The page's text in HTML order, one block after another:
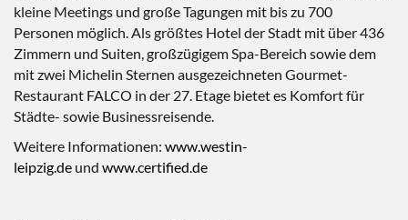
kleine Meetings und große Tagungen mit bis zu 700
Personen möglich. Als größtes Hotel der Stadt mit über 436
Zimmern und Suiten, großzügigem Spa-Bereich sowie dem
mit zwei Michelin Sternen ausgezeichneten Gourmet-
Restaurant FALCO in der 27. Etage bietet es Komfort für
Städte- sowie Businessreisende.
Weitere Informationen: www.westin-
leipzig.de und www.certified.de